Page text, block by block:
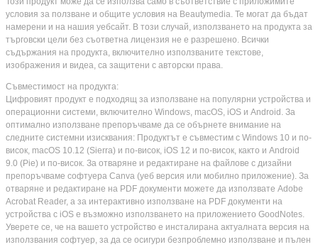
условия за ползване и общите условия на Beautymedia. Те могат да бъдат
намерени и на нашия уебсайт. В този случай, използването на продукта за
търговски цели без съответна лицензия не е разрешено. Всички
съдържания на продукта, включително използваните текстове,
изображения и видеа, са защитени с авторски права.
Съвместимост на продукта:
Цифровият продукт е подходящ за използване на популярни устройства и
операционни системи, включително Windows, macOS, iOS и Android. За
оптимално използване препоръчваме да се обърнете внимание на
следните системни изисквания: Продуктът е съвместим с Windows 10 и по-
висок, macOS 10.12 (Sierra) и по-висок, iOS 12 и по-висок, както и Android
9.0 (Pie) и по-висок. За отваряне и редактиране на файлове с дизайни
препоръчваме софтуера Canva (уеб версия или мобилно приложение). За
отваряне и редактиране на PDF документи можете да използвате Adobe
Acrobat Reader, а за интерактивно използване на PDF документи на
устройства с iOS е възможно използването на приложението GoodNotes.
Уверете се, че на вашето устройство е инсталирана актуалната версия на
използвания софтуер, за да се осигури безпроблемно използване и пълен